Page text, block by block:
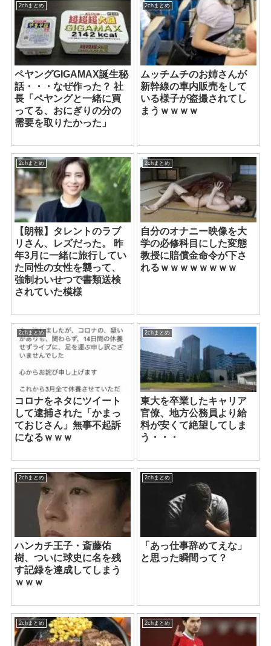
2chまとめ
ペヤングGIGAMAX誕生秘
話・・・なぜ作った？ 社
長「ペヤングと一緒に買
ってる、おにぎりの分の
需要を取りたかった」
2chまとめ
ムッチムチのお姉さんが
新幹線の車内販売をして
いる様子が盗撮されてし
まうｗｗｗｗ
2chまとめ
【朗報】タレントのラブ
リさん、レズだった。 昨
年3月に一緒に旅行してい
た同性の女性を襲って、
強制わいせつで書類送検
されていた模様
2chまとめ
自分のオナニー映像を大
学の必修科目にした変態
教授に賠償金命令が下さ
れるｗｗｗｗｗｗｗｗ
2chまとめ
コロナをネタにツイート
して逮捕された「かまっ
ておじさん」無事不起訴
になるｗｗｗ
2chまとめ
東大を卒業したキャリア
官僚、地方公務員より給
料が安くて絶望してしま
う・・・
2chまとめ
ハンカチ王子・斎藤佑
樹、ついに球史に名を残
す記録を達成してしまう
ｗｗｗ
2chまとめ
「あっ仕事辞めてえな」
と思った瞬間って？
2chまとめ 2chまとめ